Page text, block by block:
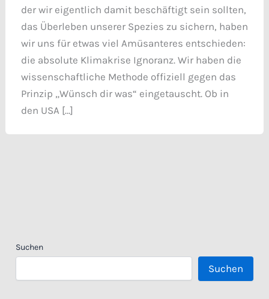
der wir eigentlich damit beschäftigt sein sollten,
das Überleben unserer Spezies zu sichern, haben
wir uns für etwas viel Amüsanteres entschieden:
die absolute Klimakrise Ignoranz. Wir haben die
wissenschaftliche Methode offiziell gegen das
Prinzip „Wünsch dir was“ eingetauscht. Ob in
den USA […]
Suchen
Suchen